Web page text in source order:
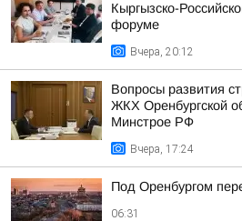
Кыргызско-
форуме
Вчера, 20:12
Вопросы развития
ЖКХ Оренбургской
Минстрое РФ
Вчера, 17:24
Под Оренбургом
06:31